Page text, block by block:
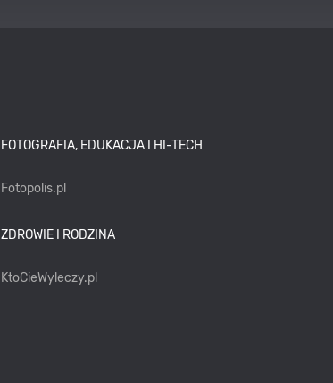
FOTOGRAFIA, EDUKACJA I HI-TECH
Fotopolis.pl
ZDROWIE I RODZINA
KtoCieWyleczy.pl